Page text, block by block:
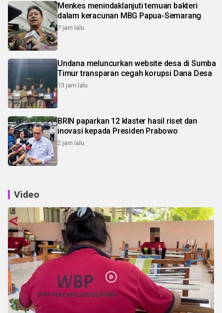
Menkes menindaklanjuti temuan bakteri
dalam keracunan MBG Papua-Semarang
7 jam lalu
Undana meluncurkan website desa di Sumba
Timur transparan cegah korupsi Dana Desa
13 jam lalu
BRIN paparkan 12 klaster hasil riset dan
inovasi kepada Presiden Prabowo
2 jam lalu
Video